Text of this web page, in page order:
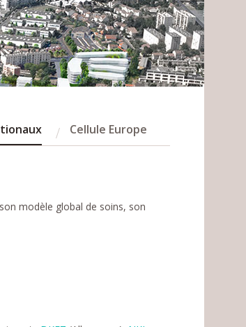
Cellule Europe
modèle global de soins, son